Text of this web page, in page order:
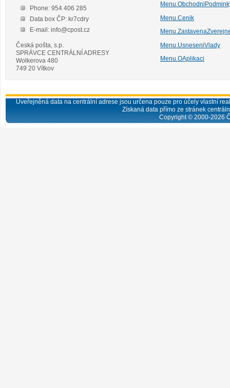
Phone: 954 406 285
Data box ČP: kr7cdry
E-mail: info@cpost.cz
Česká pošta, s.p.
SPRÁVCE CENTRÁLNÍ ADRESY
Wolkerova 480
749 20 Vítkov
Menu.Cenik
Menu.UsneseniVlady
Menu.OAplikaci
Uveřejněná data na centrální adrese jsou určena pouze pro účely vlastní
Získaná data přímo ze stránek
Copyright © 2000-2026